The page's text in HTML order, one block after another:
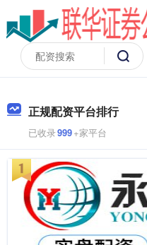
正规配资平台排行
已收录999+家平台